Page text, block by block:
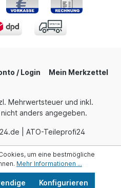
/ Login Mein Merkzettel
Mehrwertsteuer und inkl.
anders angegeben.
| ATO-Teileprofi24
um eine bestmögliche
Mehr Informationen ...
Konfigurieren